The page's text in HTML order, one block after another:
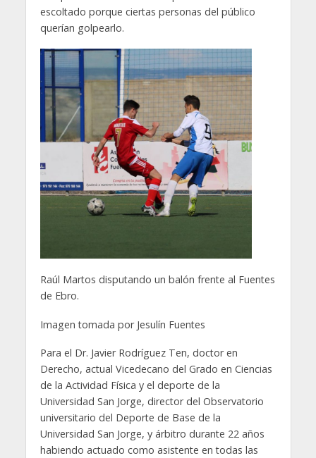
escoltado porque ciertas personas del público
querían golpearlo.
Raúl Martos disputando un balón frente al Fuentes
de Ebro.
Imagen tomada por Jesulín Fuentes
Para el Dr. Javier Rodríguez Ten, doctor en
Derecho, actual Vicedecano del Grado en Ciencias
de la Actividad Física y el deporte de la
Universidad San Jorge, director del Observatorio
universitario del Deporte de Base de la
Universidad San Jorge, y árbitro durante 22 años
habiendo actuado como asistente en todas las